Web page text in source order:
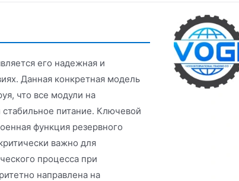
его надежная и
Данная конкретная модель
что все модули на
питание. Ключевой
функция резервного
важно для
процесса при
направлена на